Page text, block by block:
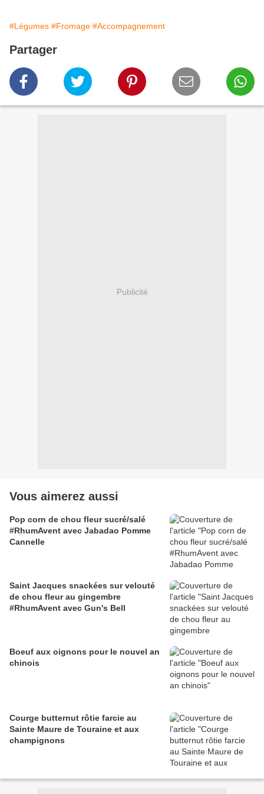
#Légumes #Fromage #Accompagnement
Partager
Publicité
Vous aimerez aussi
Pop corn de chou fleur sucré/salé
#RhumAvent avec Jabadao Pomme
Cannelle
Saint Jacques snackées sur velouté
de chou fleur au gingembre
#RhumAvent avec Gun's Bell
Boeuf aux oignons pour le nouvel an
chinois
Courge butternut rôtie farcie au
Sainte Maure de Touraine et aux
champignons